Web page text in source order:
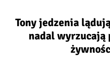
Tony jedzenia
nadal wyrzucają